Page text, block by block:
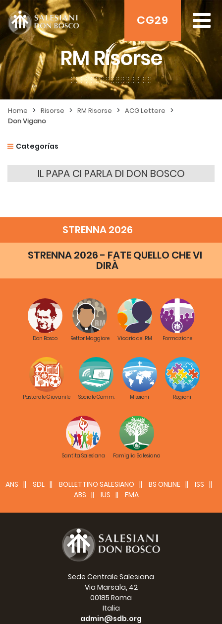
CG29
RM Risorse
Home > Risorse > RM Risorse > ACG Lettere >
Don Vigano
Categorías
IL PAPA CI PARLA DI DON BOSCO
STRENNA 2026
STRENNA 2026 - FATE QUELLO CHE VI
DIRÀ
Don Bosco Rettor Maggiore Vicario del RM Formazione
Pastorale Giovanile Sociale Comm. Missioni Regioni
Santita Salesiana Famiglia Salesiana
ANS SDL BOLLETTINO SALESIANO BS ONLINE
ISS
ABS
IUS FMA
Sede Centrale Salesiana
Via Marsala, 42
00185 Roma
Italia
admin@sdb.org